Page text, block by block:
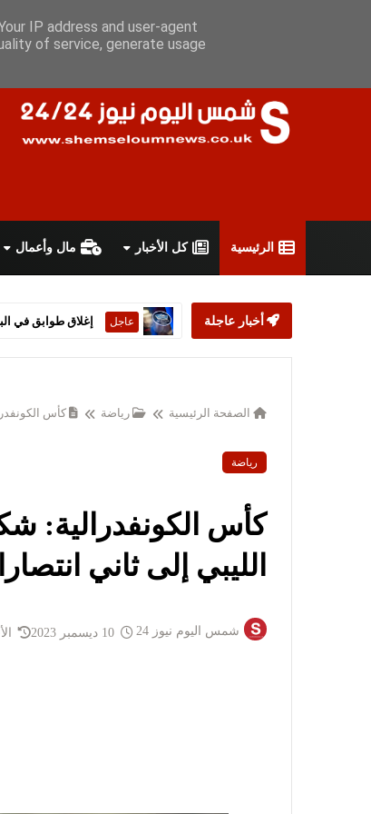
سياسة الخصوصية اتفاقية
الرئيسية كل الأخبار مال وأعمال
أخبار عاجلة عاجل إغلاق طوابق في
عاجل جبهة التحرير
الصفحة الرئيسية رياضة كأس
رياضة
كأس الكونفدرالية:
الليبي إلى ثاني
شمس اليوم نيوز 24 الأحد
IP address and user-agent
of service, generate usage